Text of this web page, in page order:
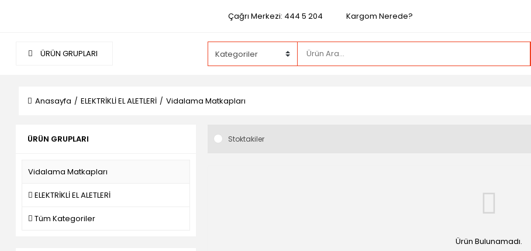
Çağrı Merkezi: 444 5 204 Kargom Nerede?
ÜRÜN GRUPLARI
Anasayfa ELEKTRİKLİ EL ALETLERİ Vidalama Matkapları
ÜRÜN GRUPLARI
Vidalama Matkapları
ELEKTRİKLİ EL ALETLERİ
Tüm Kategoriler
Stoktakiler
Ürün Bulunamadı.